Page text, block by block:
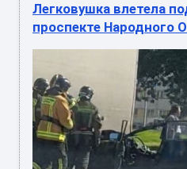
Легковушка влетела
проспекте Народного